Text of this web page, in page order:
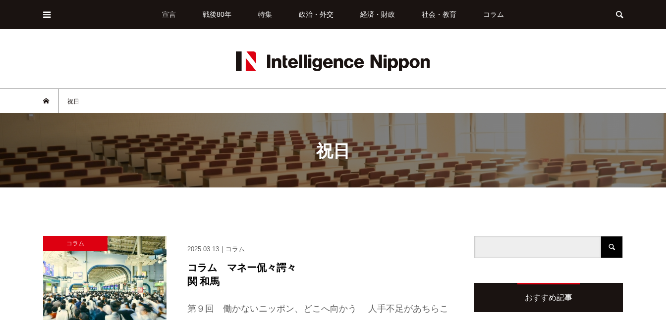
宣言 戦後80年 特集 政治・外交 経済・財政 社会・教育 コラム
祝日
祝日
コラム
2025.03.13 コラム
コラム マネー侃々諤々
関 和馬
第９回 働かないニッポン、どこへ向かう 人手不足があちらこ
おすすめ記事